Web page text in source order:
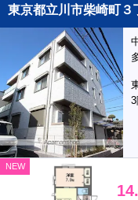
東京都立川市柴崎町３
NEW